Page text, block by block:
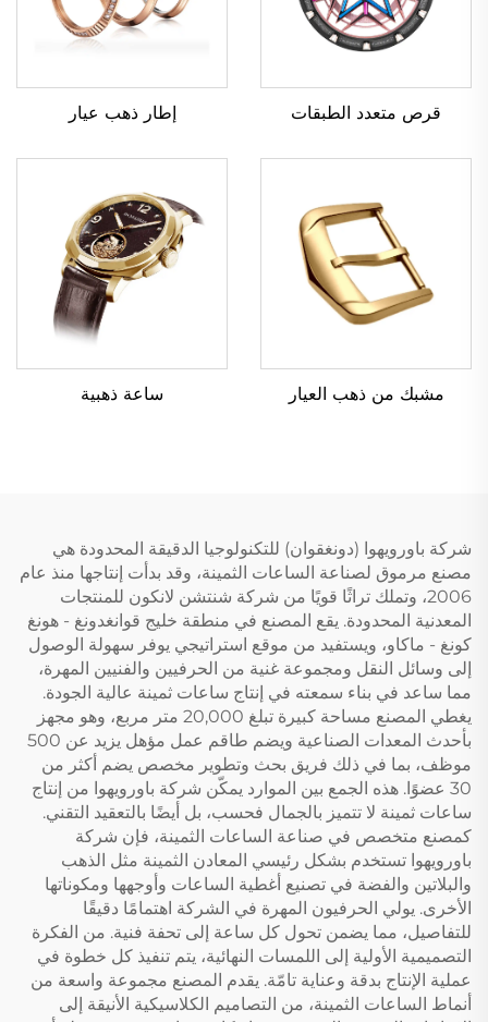
قرص متعدد الطبقات إطار ذهب عيار
مشبك من ذهب العيار ساعة ذهبية
شركة باورويهوا (دونغقوان) للتكنولوجيا الدقيقة المحدودة هي
مصنع مرموق لصناعة الساعات الثمينة، وقد بدأت إنتاجها منذ عام
2006، وتملك تراثًا قويًا من شركة شنتشن لانكون للمنتجات
المعدنية المحدودة. يقع المصنع في منطقة خليج قوانغدونغ - هونغ
كونغ - ماكاو، ويستفيد من موقع استراتيجي يوفر سهولة الوصول
إلى وسائل النقل ومجموعة غنية من الحرفيين والفنيين المهرة،
مما ساعد في بناء سمعته في إنتاج ساعات ثمينة عالية الجودة.
يغطي المصنع مساحة كبيرة تبلغ 20,000 متر مربع، وهو مجهز
بأحدث المعدات الصناعية ويضم طاقم عمل مؤهل يزيد عن 500
موظف، بما في ذلك فريق بحث وتطوير مخصص يضم أكثر من
30 عضوًا. هذه الجمع بين الموارد يمكّن شركة باورويهوا من إنتاج
ساعات ثمينة لا تتميز بالجمال فحسب، بل أيضًا بالتعقيد التقني.
كمصنع متخصص في صناعة الساعات الثمينة، فإن شركة
باورويهوا تستخدم بشكل رئيسي المعادن الثمينة مثل الذهب
والبلاتين والفضة في تصنيع أغطية الساعات وأوجهها ومكوناتها
الأخرى. يولي الحرفيون المهرة في الشركة اهتمامًا دقيقًا
للتفاصيل، مما يضمن تحول كل ساعة إلى تحفة فنية. من الفكرة
التصميمية الأولية إلى اللمسات النهائية، يتم تنفيذ كل خطوة في
عملية الإنتاج بدقة وعناية تامّة. يقدم المصنع مجموعة واسعة من
أنماط الساعات الثمينة، من التصاميم الكلاسيكية الأنيقة إلى